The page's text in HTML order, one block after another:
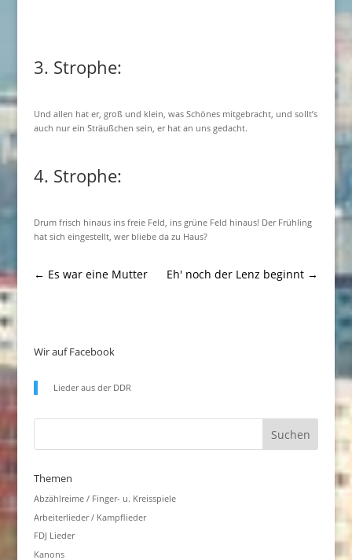
3. Strophe:
Und allen hat er, groß und klein, was Schönes mitgebracht, und sollt’s
auch nur ein Sträußchen sein, er hat an uns gedacht.
4. Strophe:
Drum frisch hinaus ins freie Feld, ins grüne Feld hinaus! Der Frühling
hat sich eingestellt, wer bliebe da zu Haus?
← Es war eine Mutter Eh' noch der Lenz beginnt →
Wir auf Facebook
Lieder aus der DDR
Themen
Abzählreime / Finger- u. Kreisspiele
Arbeiterlieder / Kampflieder
FDJ Lieder
Kanons